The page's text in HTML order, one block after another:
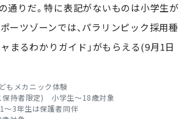
通りだ。特に表記がないものは小学生が
ーツゾーンでは、パラリンピック採用種
まるわかりガイド」がもらえる(9月1日
もメカニック体験
保持者限定) 小学生～18歳対象
3年生は保護者同伴